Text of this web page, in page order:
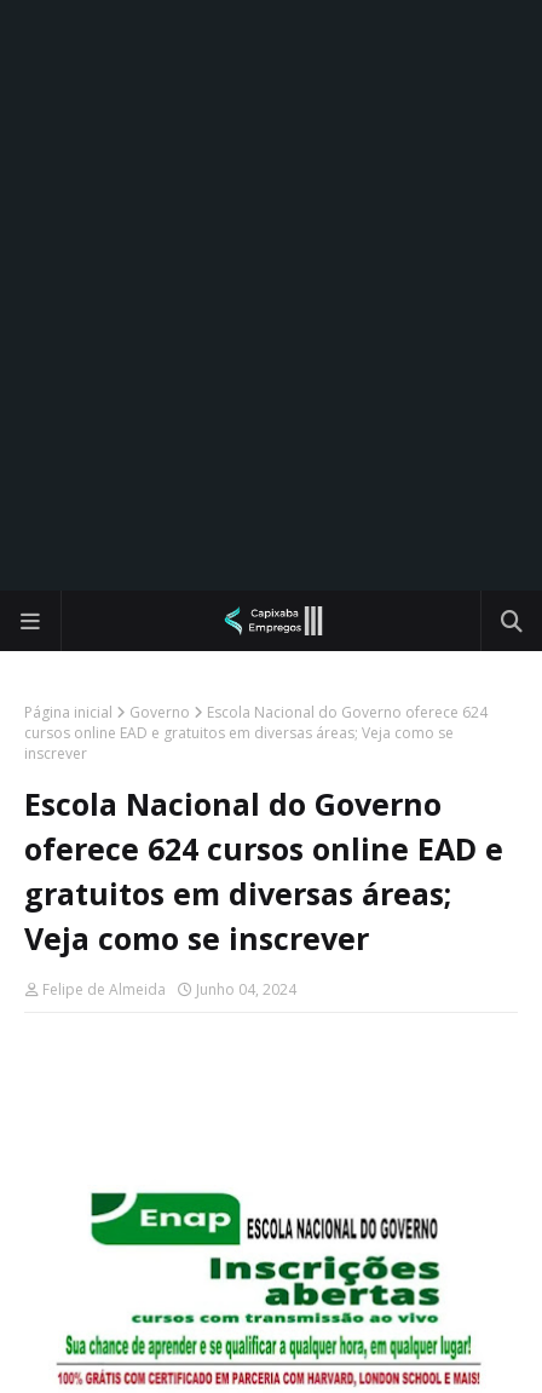
Página inicial Governo
Escola Nacional do Governo oferece 624
cursos online EAD e gratuitos em diversas áreas; Veja como se
inscrever
Escola Nacional do Governo
oferece 624 cursos online EAD e
gratuitos em diversas áreas;
Veja como se inscrever
Felipe de Almeida Junho 04, 2024